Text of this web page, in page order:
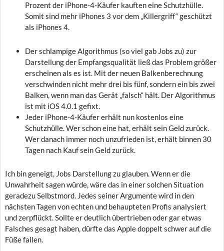
Prozent der iPhone-4-Käufer kauften eine Schutzhülle.
Somit sind mehr iPhones 3 vor dem „Killergriff“ geschützt
als iPhones 4.
Der schlampige Algorithmus (so viel gab Jobs zu) zur
Darstellung der Empfangsqualität ließ das Problem größer
erscheinen als es ist. Mit der neuen Balkenberechnung
verschwinden nicht mehr drei bis fünf, sondern ein bis zwei
Balken, wenn man das Gerät „falsch“ hält. Der Algorithmus
ist mit iOS 4.0.1 gefixt.
Jeder iPhone-4-Käufer erhält nun kostenlos eine
Schutzhülle. Wer schon eine hat, erhält sein Geld zurück.
Wer danach immer noch unzufrieden ist, erhält binnen 30
Tagen nach Kauf sein Geld zurück.
Ich bin geneigt, Jobs Darstellung zu glauben. Wenn er die
Unwahrheit sagen würde, wäre das in einer solchen Situation
geradezu Selbstmord. Jedes seiner Argumente wird in den
nächsten Tagen von echten und behaupteten Profis analysiert
und zerpflückt. Sollte er deutlich übertrieben oder gar etwas
Falsches gesagt haben, dürfte das Apple doppelt schwer auf die
Füße fallen.